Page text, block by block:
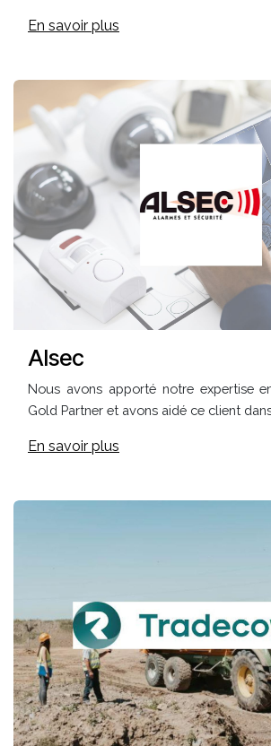
En savoir plus
Alsec
Nous avons apporté notre expertise
Gold Partner et avons aidé ce client
En savoir plus